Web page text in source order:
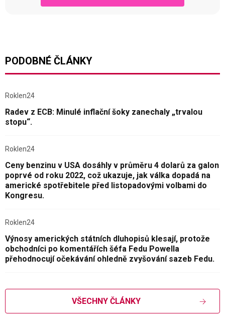
PODOBNÉ ČLÁNKY
Roklen24
Radev z ECB: Minulé inflační šoky zanechaly „trvalou
stopu“.
Roklen24
Ceny benzinu v USA dosáhly v průměru 4 dolarů za galon
poprvé od roku 2022, což ukazuje, jak válka dopadá na
americké spotřebitele před listopadovými volbami do
Kongresu.
Roklen24
Výnosy amerických státních dluhopisů klesají, protože
obchodníci po komentářích šéfa Fedu Powella
přehodnocují očekávání ohledně zvyšování sazeb Fedu.
VŠECHNY ČLÁNKY